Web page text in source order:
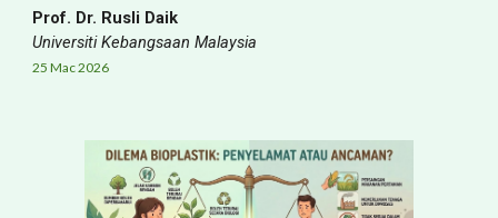
Prof. Dr. Rusli Daik
Universiti Kebangsaan Malaysia
25 Mac2026